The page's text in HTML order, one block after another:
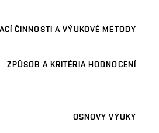
ČINNOSTI A VÝUKOVÉ METODY
ZPŮSOB A KRITÉRIA HODNOCENÍ
OSNOVY VÝUKY